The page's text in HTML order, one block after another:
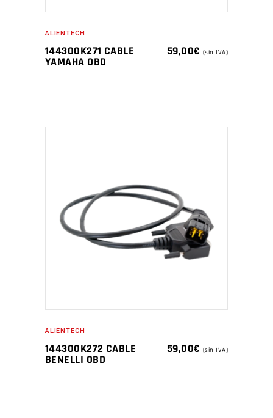
ALIENTECH
144300K271 CABLE
YAMAHA OBD
59,00€ (sin IVA)
ALIENTECH
144300K272 CABLE
BENELLI OBD
59,00€ (sin IVA)